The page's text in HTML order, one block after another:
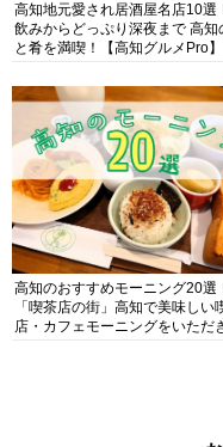
高知地元愛され居酒屋名店10選
飲みからどっぷり深夜まで 高知
と肴を満喫！【高知グルメPro】
高知のおすすめモーニング20選
「喫茶店の街」高知で美味しい
店・カフェモーニングをいただ